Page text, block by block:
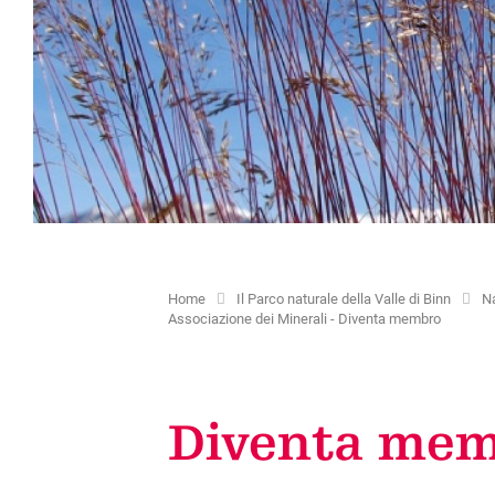
Bambini e tempo libero
Servizi di volontario
Siti e cappelle
Percorsi storici
Offerta culturale
Appartamenti per vacanze
Tasse turistiche
Creazione di carte degli ospiti
Altri servizi disponibili
Home Il Parco naturale della Valle di Binn
Associazione dei Minerali - Diventa membro
Diventa